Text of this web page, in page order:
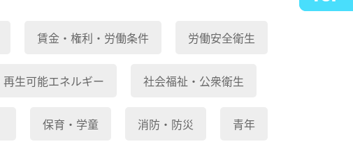
賃金・権利・労働条件 労働安全衛生
生可能エネルギー 社会福祉・公衆衛生
保育・学童 消防・防災 青年